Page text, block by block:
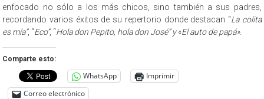
enfocado no sólo a los más chicos, sino también a sus padres,
recordando varios éxitos de su repertorio donde destacan “La colita
es mía”, “Eco”, “Hola don Pepito, hola don José” y«El auto de papá».
Comparte esto:
WhatsApp
Imprimir
Correo electrónico